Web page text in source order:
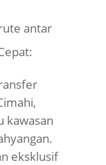
antar
kawasan
eksklusif